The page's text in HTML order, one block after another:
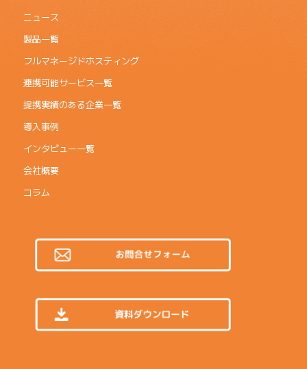
ニュース
製品一覧
フルマネージドホスティング
連携可能サービス一覧
提携実績のある企業一覧
導入事例
インタビュー一覧
会社概要
コラム